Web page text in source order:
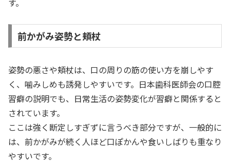
前かがみ姿勢と頬杖
姿勢の悪さや頬杖は、口の周りの筋の使い方を崩しやす
く、噛みしめも誘発しやすいです。日本歯科医師会の口腔
習癖の説明でも、日常生活の姿勢変化が習癖と関係すると
されています。
ここは強く断定しすぎずに言うべき部分ですが、一般的に
は、前かがみが続く人ほど口ぽかんや食いしばりも重なり
やすいです。